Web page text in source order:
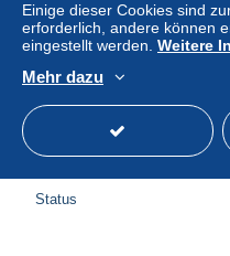
Grand-
Status
Einige dieser Cookies sind
erforderlich, andere können
eingestellt werden. Weitere
Mehr dazu